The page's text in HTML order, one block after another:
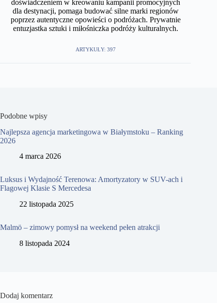
doświadczeniem w kreowaniu kampanii promocyjnych
dla destynacji, pomaga budować silne marki regionów
poprzez autentyczne opowieści o podróżach. Prywatnie
entuzjastka sztuki i miłośniczka podróży kulturalnych.
ARTYKUŁY: 397
Podobne wpisy
Najlepsza agencja marketingowa w Białymstoku – Ranking
2026
4 marca 2026
Luksus i Wydajność Terenowa: Amortyzatory w SUV-ach i
Flagowej Klasie S Mercedesa
22 listopada 2025
Malmö – zimowy pomysł na weekend pełen atrakcji
8 listopada 2024
Dodaj komentarz